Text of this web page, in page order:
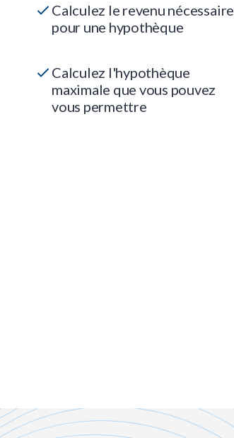
Calculez le revenu nécessaire
pour une hypothèque
Calculez l'hypothèque
maximale que vous pouvez
vous permettre